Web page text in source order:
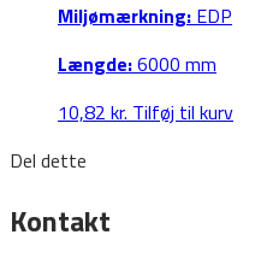
Miljømærkning: EDP
Længde:6000 mm
10,82 kr. Tilføj til kurv
Del dette
Kontakt